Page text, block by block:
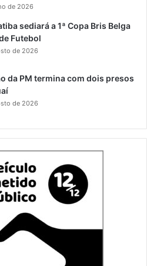
de 2026
sediará a 1ª Copa Bris Belga
Futebol
de 2026
da PM termina com dois presos
de 2026